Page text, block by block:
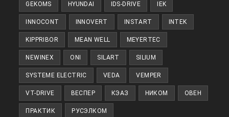
GEKOMS HYUNDAI IDS-DRIVE IEK
INNOCONT INNOVERT INSTART INTEK
KIPPRIBOR MEAN WELL MEYERTEC
NEWINEX ONI SILART SILIUM
SYSTEME ELECTRIC VEDA VEMPER
VT-DRIVE ВЕСПЕР КЭАЗ НИКОМ ОВЕН
ПРАКТИК РУСЭЛКОМ